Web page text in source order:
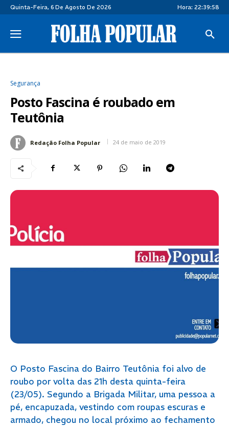
Quinta-Feira, 6 De Agosto De 2026 Hora: 22:39:59
Segurança
Posto Fascina é roubado em
Teutônia
Redação Folha Popular 24 de maio de 2019
O Posto Fascina do Bairro Teutônia foi alvo de
roubo por volta das 21h desta quinta-feira
(23/05). Segundo a Brigada Militar, uma pessoa a
pé, encapuzada, vestindo com roupas escuras e
armado, chegou no local próximo ao fechamento